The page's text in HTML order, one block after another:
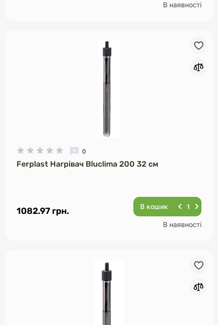
В наявності
0
Ferplast Нагрівач Bluclima 200 32 см
1082.97 грн. В кошик
В наявності